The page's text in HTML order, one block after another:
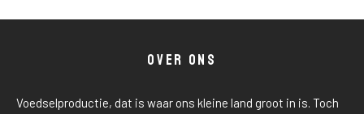
OVER ONS
Voedselproductie, dat is waar ons kleine land groot in is. Toch